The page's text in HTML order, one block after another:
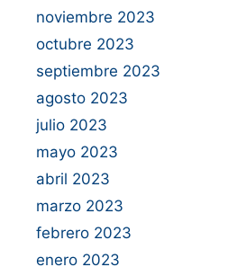
noviembre 2023
octubre 2023
septiembre 2023
agosto 2023
julio 2023
mayo 2023
abril 2023
marzo 2023
febrero 2023
enero 2023